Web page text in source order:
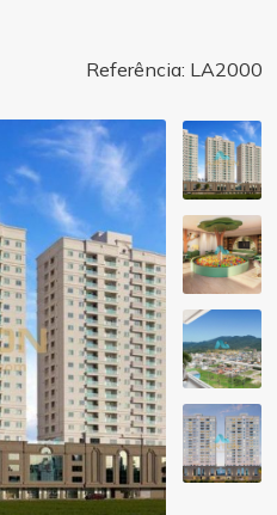
Referência: LA2000